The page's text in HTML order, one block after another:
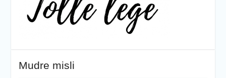
Mudre misli